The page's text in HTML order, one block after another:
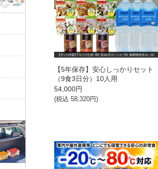
【5年保存】安心しっかりセット
（9食3日分）10人用
54,000円
(税込58,320円)